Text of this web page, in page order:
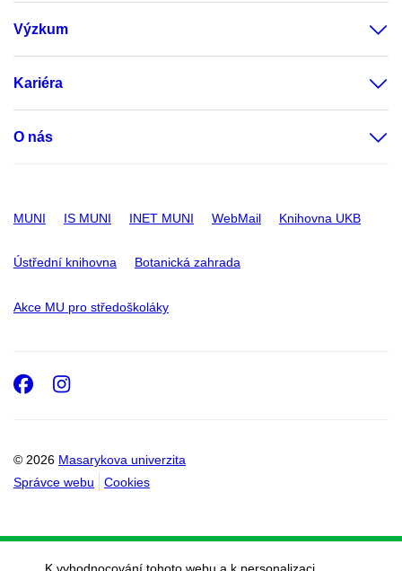
Výzkum
Kariéra
O nás
MUNI IS MUNI INET MUNI WebMail Knihovna UKB
Ústřední knihovna Botanická zahrada
Akce MU pro středoškoláky
© 2026 Masarykova univerzita
Správce webu
Cookies
Facebook
Instagram